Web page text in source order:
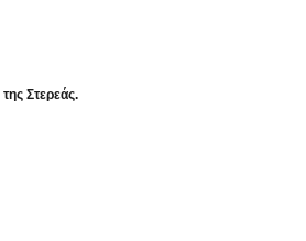
Στερεάς.